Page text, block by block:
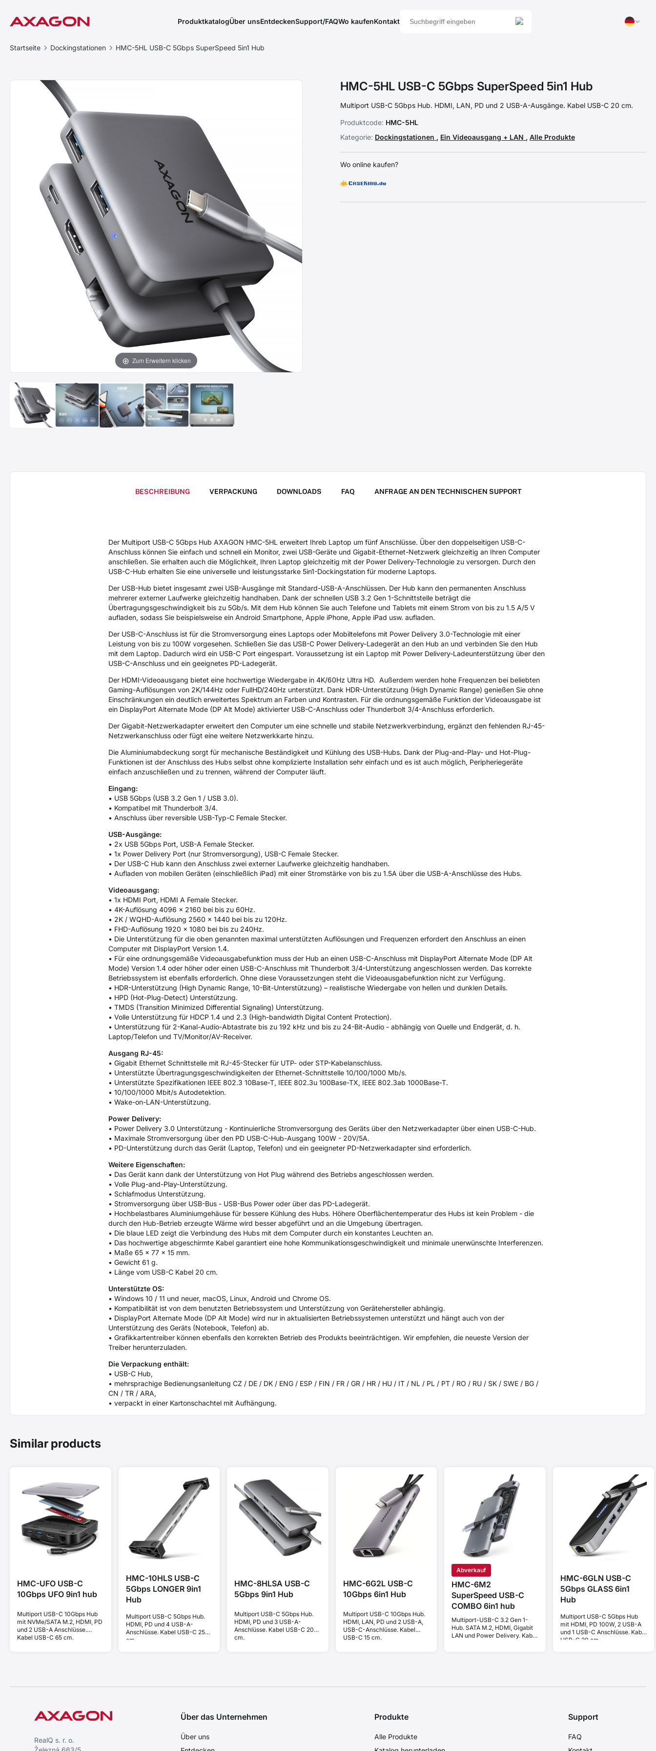
ProduktkatalogÜber unsEntdeckenSupport/FAQWo kaufenKontakt
Startseite Dockingstationen HMC-5HL USB-C 5Gbps SuperSpeed 5in1 Hub
Zum Erweitern klicken
HMC-5HL USB-C 5Gbps SuperSpeed 5in1 Hub
Multiport USB-C 5Gbps Hub. HDMI, LAN, PD und 2 USB-A-Ausgänge. Kabel USB-C 20 cm.
Produktcode: HMC-5HL
Kategorie: Dockingstationen , Ein Videoausgang + LAN , Alle Produkte
Wo online kaufen?
BESCHREIBUNG VERPACKUNG DOWNLOADS FAQ ANFRAGE AN DEN TECHNISCHEN SUPPORT
Der Multiport USB-C 5Gbps Hub AXAGON HMC-5HL erweitert Ihreb Laptop um fünf Anschlüsse. Über den doppelseitigen USB-C-
Anschluss können Sie einfach und schnell ein Monitor, zwei USB-Geräte und Gigabit-Ethernet-Netzwerk gleichzeitig an Ihren Computer
anschließen. Sie erhalten auch die Möglichkeit, Ihren Laptop gleichzeitig mit der Power Delivery-Technologie zu versorgen. Durch den
USB-C-Hub erhalten Sie eine universelle und leistungsstarke 5in1-Dockingstation für moderne Laptops.
Der USB-Hub bietet insgesamt zwei USB-Ausgänge mit Standard-USB-A-Anschlüssen. Der Hub kann den permanenten Anschluss
mehrerer externer Laufwerke gleichzeitig handhaben. Dank der schnellen USB 3.2 Gen 1-Schnittstelle beträgt die
Übertragungsgeschwindigkeit bis zu 5Gb/s. Mit dem Hub können Sie auch Telefone und Tablets mit einem Strom von bis zu 1.5 A/5 V
aufladen, sodass Sie beispielsweise ein Android Smartphone, Apple iPhone, Apple iPad usw. aufladen.
Der USB-C-Anschluss ist für die Stromversorgung eines Laptops oder Mobiltelefons mit Power Delivery 3.0-Technologie mit einer
Leistung von bis zu 100W vorgesehen. Schließen Sie das USB-C Power Delivery-Ladegerät an den Hub an und verbinden Sie den Hub
mit dem Laptop. Dadurch wird ein USB-C Port eingespart. Voraussetzung ist ein Laptop mit Power Delivery-Ladeunterstützung über den
USB-C-Anschluss und ein geeignetes PD-Ladegerät.
Der HDMI-Videoausgang bietet eine hochwertige Wiedergabe in 4K/60Hz Ultra HD. Außerdem werden hohe Frequenzen bei beliebten
Gaming-Auflösungen von 2K/144Hz oder FullHD/240Hz unterstützt. Dank HDR-Unterstützung (High Dynamic Range) genießen Sie ohne
Einschränkungen ein deutlich erweitertes Spektrum an Farben und Kontrasten. Für die ordnungsgemäße Funktion der Videoausgabe ist
ein DisplayPort Alternate Mode (DP Alt Mode) aktivierter USB-C-Anschluss oder Thunderbolt 3/4-Anschluss erforderlich.
Der Gigabit-Netzwerkadapter erweitert den Computer um eine schnelle und stabile Netzwerkverbindung, ergänzt den fehlenden RJ-45-
Netzwerkanschluss oder fügt eine weitere Netzwerkkarte hinzu.
Die Aluminiumabdeckung sorgt für mechanische Beständigkeit und Kühlung des USB-Hubs. Dank der Plug-and-Play- und Hot-Plug-
Funktionen ist der Anschluss des Hubs selbst ohne komplizierte Installation sehr einfach und es ist auch möglich, Peripheriegeräte
einfach anzuschließen und zu trennen, während der Computer läuft.
Eingang:
• USB 5Gbps (USB 3.2 Gen 1 / USB 3.0).
• Kompatibel mit Thunderbolt 3/4.
• Anschluss über reversible USB-Typ-C Female Stecker.
USB-Ausgänge:
• 2x USB 5Gbps Port, USB-A Female Stecker.
• 1x Power Delivery Port (nur Stromversorgung), USB-C Female Stecker.
• Der USB-C Hub kann den Anschluss zwei externer Laufwerke gleichzeitig handhaben.
• Aufladen von mobilen Geräten (einschließlich iPad) mit einer Stromstärke von bis zu 1.5A über die USB-A-Anschlüsse des Hubs.
Videoausgang:
• 1x HDMI Port, HDMI A Female Stecker.
• 4K-Auflösung 4096 x 2160 bei bis zu 60Hz.
• 2K / WQHD-Auflösung 2560 x 1440 bei bis zu 120Hz.
• FHD-Auflösung 1920 x 1080 bei bis zu 240Hz.
• Die Unterstützung für die oben genannten maximal unterstützten Auflösungen und Frequenzen erfordert den Anschluss an einen
Computer mit DisplayPort Version 1.4.
• Für eine ordnungsgemäße Videoausgabefunktion muss der Hub an einen USB-C-Anschluss mit DisplayPort Alternate Mode (DP Alt
Mode) Version 1.4 oder höher oder einen USB-C-Anschluss mit Thunderbolt 3/4-Unterstützung angeschlossen werden. Das korrekte
Betriebssystem ist ebenfalls erforderlich. Ohne diese Voraussetzungen steht die Videoausgabefunktion nicht zur Verfügung.
• HDR-Unterstützung (High Dynamic Range, 10-Bit-Unterstützung) – realistische Wiedergabe von hellen und dunklen Details.
• HPD (Hot-Plug-Detect) Unterstützung.
• TMDS (Transition Minimized Differential Signaling) Unterstützung.
• Volle Unterstützung für HDCP 1.4 und 2.3 (High-bandwidth Digital Content Protection).
• Unterstützung für 2-Kanal-Audio-Abtastrate bis zu 192 kHz und bis zu 24-Bit-Audio - abhängig von Quelle und Endgerät, d. h.
Laptop/Telefon und TV/Monitor/AV-Receiver.
Ausgang RJ-45:
• Gigabit Ethernet Schnittstelle mit RJ-45-Stecker für UTP- oder STP-Kabelanschluss.
• Unterstützte Übertragungsgeschwindigkeiten der Ethernet-Schnittstelle 10/100/1000 Mb/s.
• Unterstützte Spezifikationen IEEE 802.3 10Base-T, IEEE 802.3u 100Base-TX, IEEE 802.3ab 1000Base-T.
• 10/100/1000 Mbit/s Autodetektion.
• Wake-on-LAN-Unterstützung.
Power Delivery:
• Power Delivery 3.0 Unterstützung - Kontinuierliche Stromversorgung des Geräts über den Netzwerkadapter über einen USB-C-Hub.
• Maximale Stromversorgung über den PD USB-C-Hub-Ausgang 100W - 20V/5A.
• PD-Unterstützung durch das Gerät (Laptop, Telefon) und ein geeigneter PD-Netzwerkadapter sind erforderlich.
Weitere Eigenschaften:
• Das Gerät kann dank der Unterstützung von Hot Plug während des Betriebs angeschlossen werden.
• Volle Plug-and-Play-Unterstützung.
• Schlafmodus Unterstützung.
• Stromversorgung über USB-Bus - USB-Bus Power oder über das PD-Ladegerät.
• Hochbelastbares Aluminiumgehäuse für bessere Kühlung des Hubs. Höhere Oberflächentemperatur des Hubs ist kein Problem - die
durch den Hub-Betrieb erzeugte Wärme wird besser abgeführt und an die Umgebung übertragen.
• Die blaue LED zeigt die Verbindung des Hubs mit dem Computer durch ein konstantes Leuchten an.
• Das hochwertige abgeschirmte Kabel garantiert eine hohe Kommunikationsgeschwindigkeit und minimale unerwünschte Interferenzen.
• Maße 65 x 77 x 15 mm.
• Gewicht 61 g.
• Länge vom USB-C Kabel 20 cm.
Unterstützte OS:
• Windows 10 / 11 und neuer, macOS, Linux, Android und Chrome OS.
• Kompatibilität ist von dem benutzten Betriebssystem und Unterstützung von Gerätehersteller abhängig.
• DisplayPort Alternate Mode (DP Alt Mode) wird nur in aktualisierten Betriebssystemen unterstützt und hängt auch von der
Unterstützung des Geräts (Notebook, Telefon) ab.
• Grafikkartentreiber können ebenfalls den korrekten Betrieb des Produkts beeinträchtigen. Wir empfehlen, die neueste Version der
Treiber herunterzuladen.
Die Verpackung enthält:
• USB-C Hub,
• mehrsprachige Bedienungsanleitung CZ / DE / DK / ENG / ESP / FIN / FR / GR / HR / HU / IT / NL / PL / PT / RO / RU / SK / SWE / BG /
CN / TR / ARA,
• verpackt in einer Kartonschachtel mit Aufhängung.
Similar products
HMC-UFO USB-C
10Gbps UFO 9in1 hub
Multiport USB-C 10Gbps Hub
mit NVMe/SATA M.2, HDMI, PD
und 2 USB-A Anschlüsse.
Kabel USB-C 65 cm.
HMC-10HLS USB-C
5Gbps LONGER 9in1
Hub
Multiport USB-C 5Gbps Hub.
HDMI, PD und 4 USB-A-
Anschlüsse. Kabel USB-C 25
cm.
HMC-8HLSA USB-C
5Gbps 9in1 Hub
Multiport USB-C 5Gbps Hub.
HDMI, PD und 3 USB-A-
Anschlüsse. Kabel USB-C 20
cm.
HMC-6G2L USB-C
10Gbps 6in1 Hub
Multiport USB-C 10Gbps Hub.
HDMI, LAN, PD und 2 USB-A,
USB-C-Anschlüsse. Kabel
USB-C 15 cm.
Abverkauf
HMC-6M2
SuperSpeed USB-C
COMBO 6in1 hub
Multiport-USB-C 3.2 Gen 1-
Hub. SATA M.2, HDMI, Gigabit
LAN und Power Delivery. Kabel
HMC-6GLN USB-C
5Gbps GLASS 6in1
Hub
Multiport USB-C 5Gbps Hub
mit HDMI, PD 100W, 2 USB-A
und 1 USB-C Anschlüsse. Kabel
USB-C 20 cm.
RealQ s. r. o.
Über das Unternehmen
Über uns
Produkte
Alle Produkte
Support
FAQ